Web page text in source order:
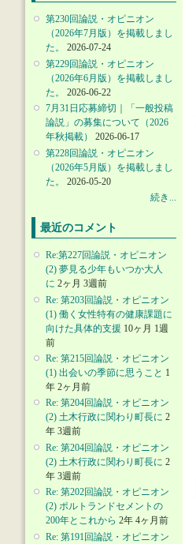
第230回論説・オピニオン
（2026年7月版）を掲載しまし
た。
2026-07-24
第229回論説・オピニオン
（2026年6月版）を掲載しまし
た。
2026-06-22
7月31日応募締切｜「一般投稿
論説」の募集について（2026
年秋掲載）
2026-06-17
第228回論説・オピニオン
（2026年5月版）を掲載しまし
た。
2026-05-20
続き...
最近のコメント
Re:第227回論説・オピニオン
(2) 夢見る少年もいつか大人
に 2ヶ月 3週前
Re: 第203回論説・オピニオン
(1) 働く女性特有の健康課題に
向けた具体的支援 10ヶ月 1週
前
Re: 第215回論説・オピニオン
(1) 出会いの季節に思うこと 1
年 2ヶ月前
Re: 第204回論説・オピニオン
(2) 土木行政に関わり町長に 2
年 3週前
Re: 第204回論説・オピニオン
(2) 土木行政に関わり町長に 2
年 3週前
Re: 第202回論説・オピニオン
(2) ポルトランドセメントの
200年とこれから 2年 4ヶ月前
Re: 第191回論説・オピニオン